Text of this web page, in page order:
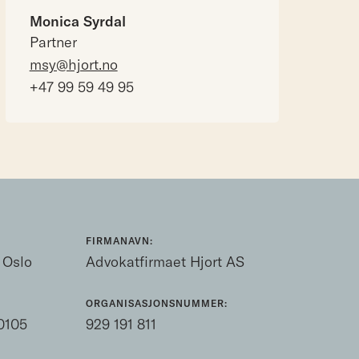
Monica Syrdal
Partner
msy@hjort.no
+47 99 59 49 95
FIRMANAVN:
Advokatfirmaet Hjort AS
ORGANISASJONSNUMMER:
929 191 811